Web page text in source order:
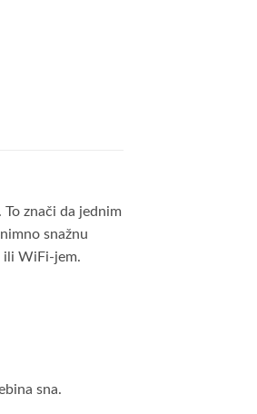
znači da jednim
snažnu
ili WiFi-jem.
sna.